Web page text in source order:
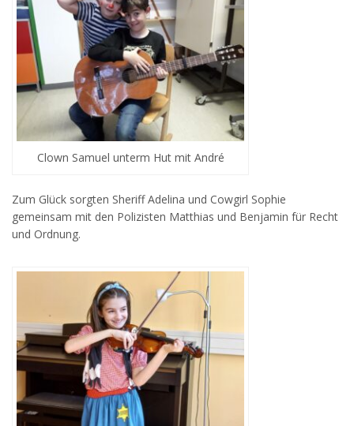
Clown Samuel unterm Hut mit André
Zum Glück sorgten Sheriff Adelina und Cowgirl Sophie
gemeinsam mit den Polizisten Matthias und Benjamin für Recht
und Ordnung.